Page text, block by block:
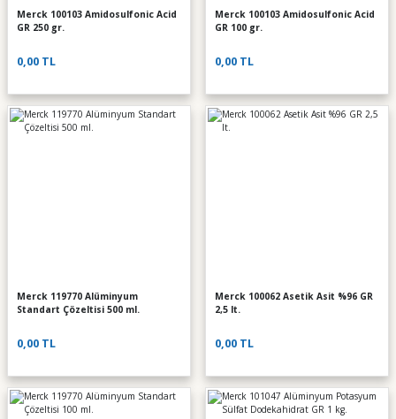
Merck 100103 Amidosulfonic Acid
GR 250 gr.
0,00 TL
Merck 100103 Amidosulfonic Acid
GR 100 gr.
0,00 TL
Merck 119770 Alüminyum
Standart Çözeltisi 500 ml.
0,00 TL
Merck 100062 Asetik Asit %96 GR
2,5 lt.
0,00 TL